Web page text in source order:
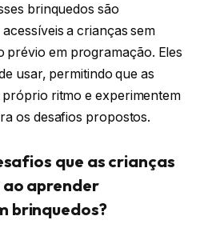
brinquedos são
a crianças sem
prévio em programação. Eles
usar, permitindo que as
ritmo e experimentem
os desafios propostos.
que as crianças
aprender
brinquedos?